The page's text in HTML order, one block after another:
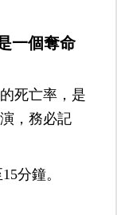
一個奪命
死亡率，是
，務必記
分鐘。